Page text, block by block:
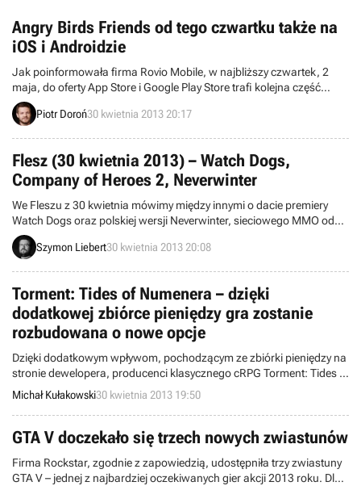
Angry Birds Friends od tego czwartku także na
iOS i Androidzie
Jak poinformowała firma Rovio Mobile, w najbliższy czwartek, 2
maja, do oferty App Store i Google Play Store trafi kolejna część
marki Angry Birds. Chodzi tu o konwersję Angry Birds Friends –
specjalnej odsłony bestselerowej serii, przygotowanej oryginalnie z
społecznościowe.
Piotr Doroń30 kwietnia 2013 20:17
Flesz (30 kwietnia 2013) – Watch Dogs,
Company of Heroes 2, Neverwinter
We Fleszu z 30 kwietnia mówimy między innymi o dacie premiery
Watch Dogs oraz polskiej wersji Neverwinter, sieciowego MMO od
studia Cryptic.
Szymon Liebert30 kwietnia 2013 20:08
Torment: Tides of Numenera – dzięki
dodatkowej zbiórce pieniędzy gra zostanie
rozbudowana o nowe opcje
Dzięki dodatkowym wpływom, pochodzącym ze zbiórki pieniędzy na
stronie dewelopera, producenci klasycznego cRPG Torment: Tides of
Numenera powiększyli jego budżet, osiągając pułap prawie 4,5
miliona dolarów. Oznacza to, że zgodnie z obietnicami rozszerzą
tytuł o nowe opcje, w tym możliwość posiadania własnej twierdzy-
bazy.
Michał Kułakowski30 kwietnia 2013 19:50
GTA V doczekało się trzech nowych zwiastunów
Firma Rockstar, zgodnie z zapowiedzią, udostępniła trzy zwiastuny
GTA V – jednej z najbardziej oczekiwanych gier akcji 2013 roku. Dla